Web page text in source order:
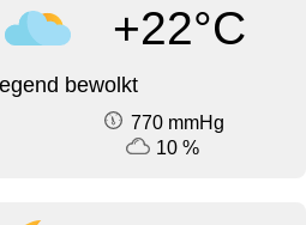
+22°C
bewolkt
770 mmHg
10 %